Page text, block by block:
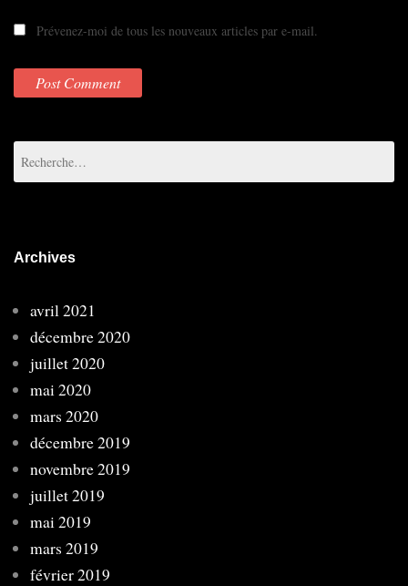
Prévenez-moi de tous les nouveaux articles par e-mail.
Archives
avril 2021
décembre 2020
juillet 2020
mai 2020
mars 2020
décembre 2019
novembre 2019
juillet 2019
mai 2019
mars 2019
février 2019